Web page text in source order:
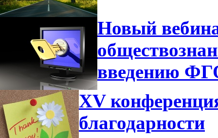
Новый
введению
XV
благодарности